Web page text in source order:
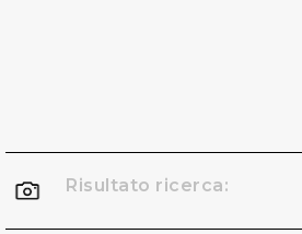
Risultato ricerca: